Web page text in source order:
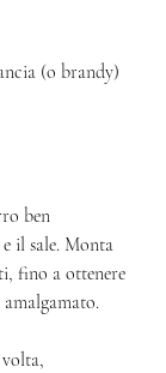
(o brandy)
ben
il sale. Monta
fino a ottenere